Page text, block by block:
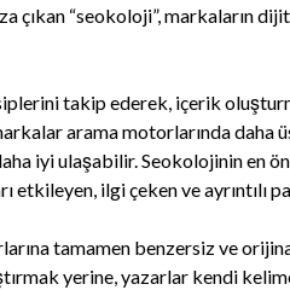
çıkan “seokoloji”, markaların
takip ederek, içerik
arama motorlarında
iyi ulaşabilir. Seokolojinin en
etkileyen, ilgi çeken ve ayrıntılı
tamamen benzersiz ve
yerine, yazarlar kendi